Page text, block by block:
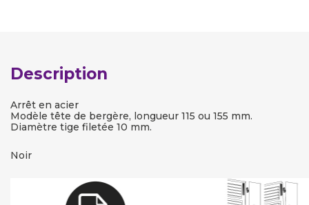
Description
Arrêt en acier
Modèle tête de bergère, longueur 115 ou 155 mm.
Diamètre tige filetée 10 mm.
Noir